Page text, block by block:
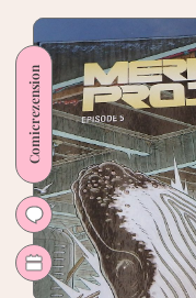
Comicrezension